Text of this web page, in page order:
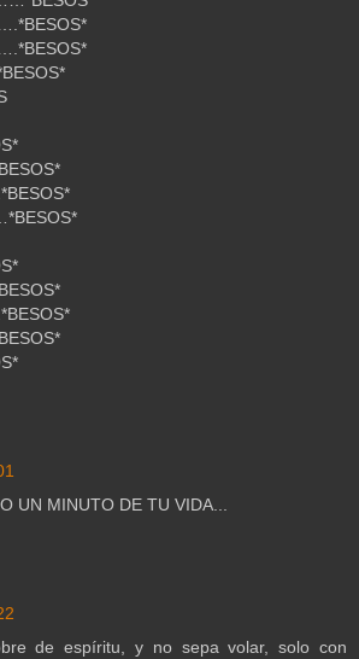
UN MINUTO DE TU VIDA...
de espíritu, y no sepa volar, solo con